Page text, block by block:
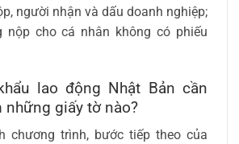
người nhận và dấu doanh nghiệp;
nộp cho cá nhân không có phiếu
lao động Nhật Bản cần
những giấy tờ nào?
chương trình, bước tiếp theo của